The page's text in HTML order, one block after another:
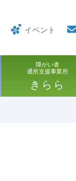
イベント
障がい者
通所支援事業所
きらら